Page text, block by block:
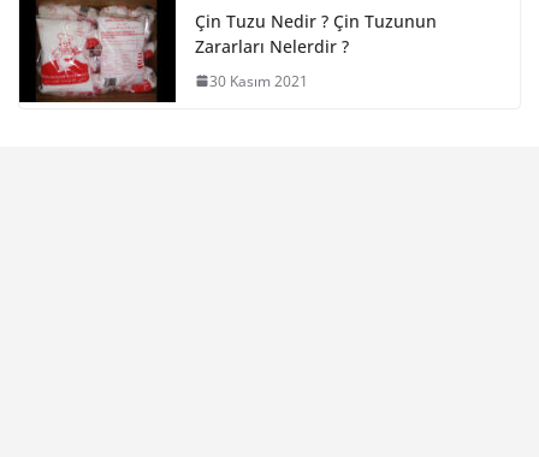
Çin Tuzu Nedir ? Çin Tuzunun
Zararları Nelerdir ?
30 Kasım 2021